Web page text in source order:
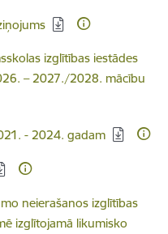
izglītības iestādes
– 2027./2028. mācību
- 2024. gadam
neierašanos izglītības
izglītojamā likumisko